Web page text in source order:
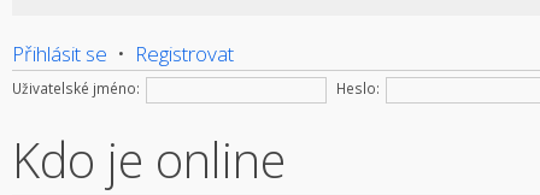
Přihlásit se • Registrovat
Uživatelské jméno: Heslo:
Kdo je online